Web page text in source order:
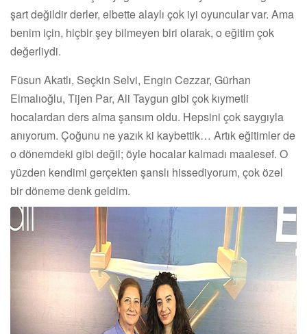
şart değildir derler, elbette alaylı çok iyi oyuncular var. Ama
benim için, hiçbir şey bilmeyen biri olarak, o eğitim çok
değerliydi.
Füsun Akatlı, Seçkin Selvi, Engin Cezzar, Gürhan
Elmalıoğlu, Tijen Par, Ali Taygun gibi çok kıymetli
hocalardan ders alma şansım oldu. Hepsini çok saygıyla
anıyorum. Çoğunu ne yazık ki kaybettik… Artık eğitimler de
o dönemdeki gibi değil; öyle hocalar kalmadı maalesef. O
yüzden kendimi gerçekten şanslı hissediyorum, çok özel
bir döneme denk geldim.